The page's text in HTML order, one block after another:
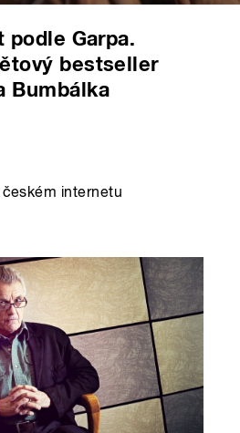
podle Garpa.
bestseller
Bumbálka
internetu